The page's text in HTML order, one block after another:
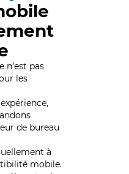
n’est pas
les
de bureau
à
mobile.